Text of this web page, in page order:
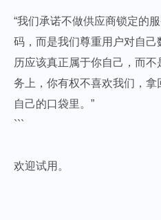
“我们承诺不做供应商锁定的
码，而是我们尊重用户对自
历应该真正属于你自己，而
务上，你有权不喜欢我们，
自己的口袋里。”
```
欢迎试用。